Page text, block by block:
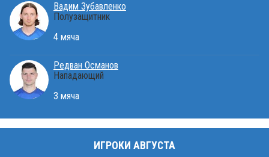
Вадим Зубавленко
Полузащитник
4 мяча
Редван Османов
Нападающий
3 мяча
ИГРОКИ АВГУСТА